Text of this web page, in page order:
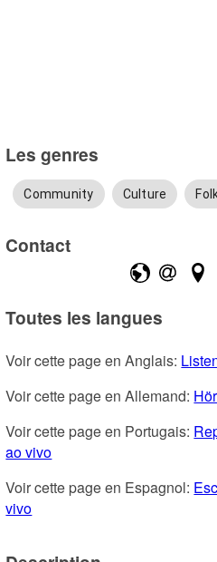
Les genres
Community Culture
Contact
Toutes les langues
Voir cette page en Anglais:
Voir cette page en Allemand:
Voir cette page en Portugais:
ao vivo
Voir cette page en Espagnol:
vivo